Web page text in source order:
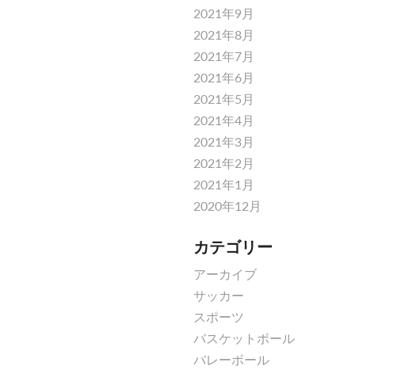
2021年9月
2021年8月
2021年7月
2021年6月
2021年5月
2021年4月
2021年3月
2021年2月
2021年1月
2020年12月
カテゴリー
アーカイブ
サッカー
スポーツ
バスケットボール
バレーボール